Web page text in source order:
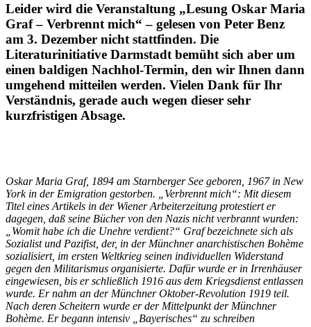
Leider wird die Veranstaltung „Lesung Oskar Maria
Graf – Verbrennt mich“ – gelesen von Peter Benz
am 3. Dezember nicht stattfinden. Die
Literaturinitiative Darmstadt bemüht sich aber um
einen baldigen Nachhol-Termin, den wir Ihnen dann
umgehend mitteilen werden. Vielen Dank für Ihr
Verständnis, gerade auch wegen dieser sehr
kurzfristigen Absage.
Oskar Maria Graf, 1894 am Starnberger See geboren, 1967 in New
York in der Emigration gestorben. „Verbrennt mich“: Mit diesem
Titel eines Artikels in der Wiener Arbeiterzeitung protestiert er
dagegen, daß seine Bücher von den Nazis nicht verbrannt wurden:
„Womit habe ich die Unehre verdient?“ Graf bezeichnete sich als
Sozialist und Pazifist, der, in der Münchner anarchistischen Bohème
sozialisiert, im ersten Weltkrieg seinen individuellen Widerstand
gegen den Militarismus organisierte. Dafür wurde er in Irrenhäuser
eingewiesen, bis er schließlich 1916 aus dem Kriegsdienst entlassen
wurde. Er nahm an der Münchner Oktober-Revolution 1919 teil.
Nach deren Scheitern wurde er der Mittelpunkt der Münchner
Bohème. Er begann intensiv „Bayerisches“ zu schreiben